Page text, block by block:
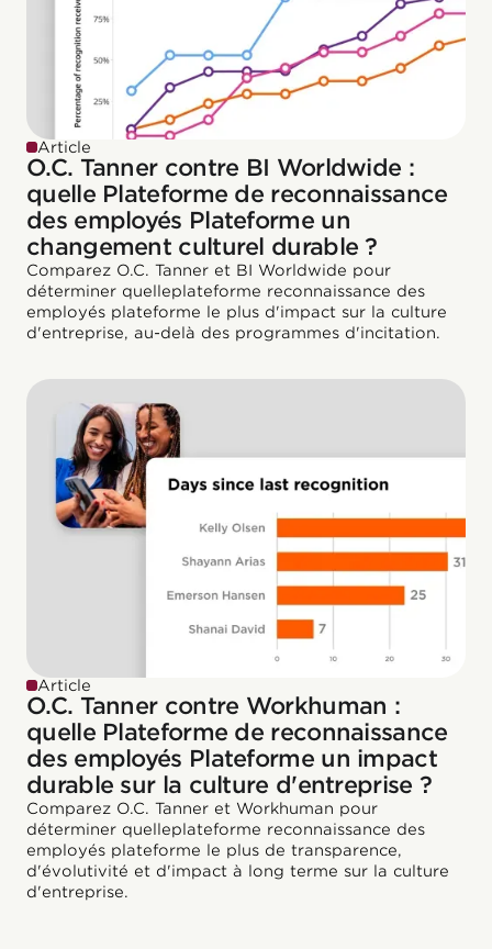
Article
O.C. Tanner contre BI Worldwide :
quelle Plateforme de reconnaissance
des employés Plateforme un
changement culturel durable ?
Comparez O.C. Tanner et BI Worldwide pour
déterminer quelleplateforme reconnaissance des
employés plateforme le plus d'impact sur la culture
d'entreprise, au-delà des programmes d'incitation.
Article
O.C. Tanner contre Workhuman :
quelle Plateforme de reconnaissance
des employés Plateforme un impact
durable sur la culture d'entreprise ?
Comparez O.C. Tanner et Workhuman pour
déterminer quelleplateforme reconnaissance des
employés plateforme le plus de transparence,
d'évolutivité et d'impact à long terme sur la culture
d'entreprise.